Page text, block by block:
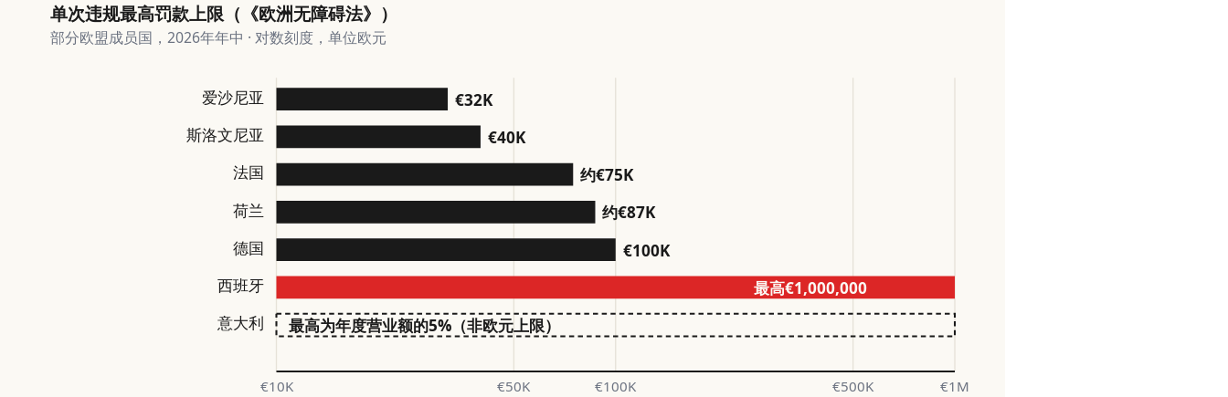
单次违规最高罚款上限（《欧洲无障碍法》）
部分欧盟成员国，2026年年中 · 对数刻度，单位欧元
€10K €50K €100K €500K €1M
爱沙尼亚
€32K
斯洛文尼亚
€40K
法国
约€75K
荷兰
约€87K
德国
€100K
西班牙
最高€1,000,000
意大利
最高为年度营业额的5%（非欧元上限）